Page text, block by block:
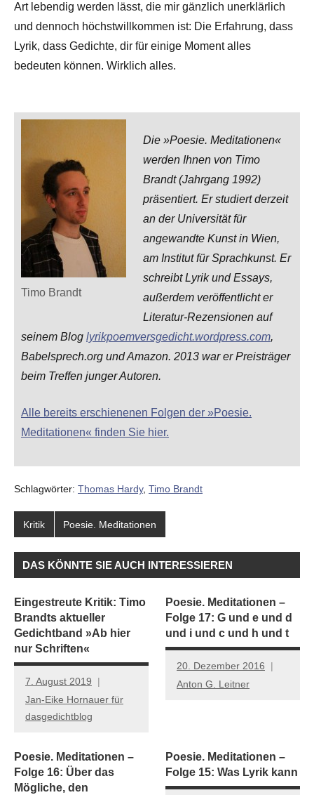
Art lebendig werden lässt, die mir gänzlich unerklärlich
und dennoch höchstwillkommen ist: Die Erfahrung, dass
Lyrik, dass Gedichte, dir für einige Moment alles
bedeuten können. Wirklich alles.
Timo Brandt
Die »Poesie. Meditationen«
werden Ihnen von Timo
Brandt (Jahrgang 1992)
präsentiert. Er studiert derzeit
an der Universität für
angewandte Kunst in Wien,
am Institut für Sprachkunst. Er
schreibt Lyrik und Essays,
außerdem veröffentlicht er
Literatur-Rezensionen auf
seinem Blog lyrikpoemversgedicht.wordpress.com,
Babelsprech.org und Amazon. 2013 war er Preisträger
beim Treffen junger Autoren.
Alle bereits erschienenen Folgen der »Poesie.
Meditationen« finden Sie hier.
Schlagwörter: Thomas Hardy, Timo Brandt
Kritik Poesie. Meditationen
DAS KÖNNTE SIE AUCH INTERESSIEREN
Eingestreute Kritik: Timo
Brandts aktueller
Gedichtband »Ab hier
nur Schriften«
7. August 2019
Jan-Eike Hornauer für
dasgedichtblog
Poesie. Meditationen –
Folge 17: G und e und d
und i und c und h und t
20. Dezember 2016
Anton G. Leitner
Poesie. Meditationen –
Folge 16: Über das
Mögliche, den
Poesie. Meditationen –
Folge 15: Was Lyrik kann